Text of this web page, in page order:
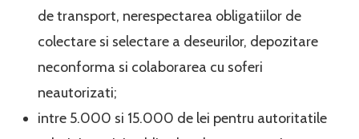
de transport, nerespectarea obligatiilor de
colectare si selectare a deseurilor, depozitare
neconforma si colaborarea cu soferi
neautorizati;
intre 5.000 si 15.000 de lei pentru autoritatile